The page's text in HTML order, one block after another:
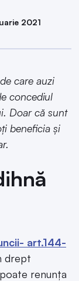
2021
care auzi
concediul
Doar că sunt
beneficia și
art.144-
drept
renunța